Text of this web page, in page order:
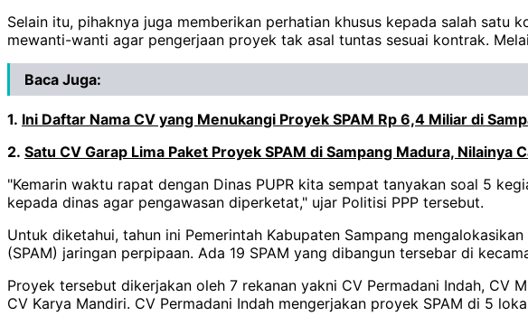
Selain itu, pihaknya juga memberikan perhatian khusus kepada salah satu
mewanti-wanti agar pengerjaan proyek tak asal tuntas sesuai kontrak.
Baca Juga:
1. Ini Daftar Nama CV yang Menukangi Proyek SPAM Rp 6,4 Miliar di
2. Satu CV Garap Lima Paket Proyek SPAM di Sampang Madura, Nilainya
"Kemarin waktu rapat dengan Dinas PUPR kita sempat tanyakan soal 5
kepada dinas agar pengawasan diperketat," ujar Politisi PPP tersebut.
Untuk diketahui, tahun ini Pemerintah Kabupaten Sampang
(SPAM) jaringan perpipaan. Ada 19 SPAM yang dibangun tersebar di
Proyek tersebut dikerjakan oleh 7 rekanan yakni CV Permadani Indah, CV
CV Karya Mandiri. CV Permadani Indah mengerjakan proyek SPAM di 5